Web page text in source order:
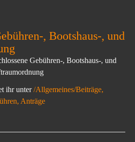
, Bootshaus-, und
Gebühren-, Bootshaus-, und
ihr unter/Allgemeines/Beiträge,
Anträge